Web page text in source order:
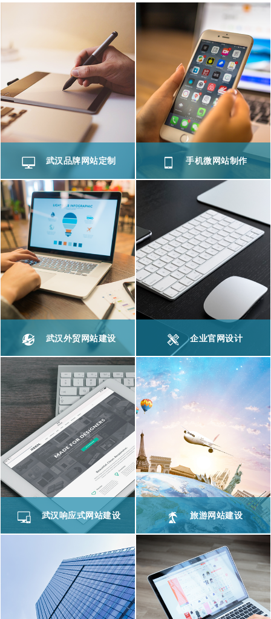
武汉品牌网站定制 手机微网站制作
武汉外贸网站建设 企业官网设计
武汉响应式网站建设 旅游网站建设